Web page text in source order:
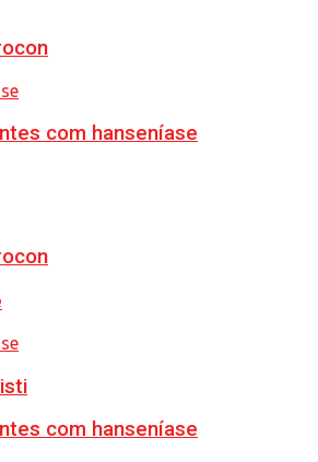
com hanseníase
com hanseníase